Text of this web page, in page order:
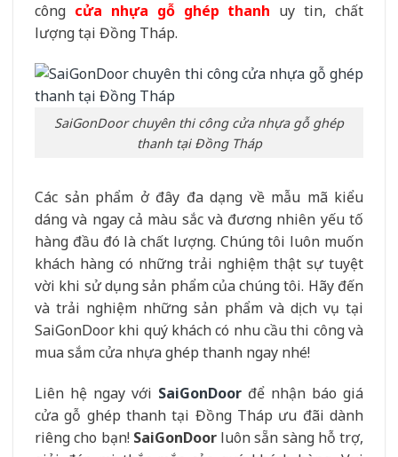
công cửa nhựa gỗ ghép thanh uy tin, chất
lượng tại Đồng Tháp.
SaiGonDoor chuyên thi công cửa nhựa gỗ ghép
thanh tại Đồng Tháp
Các sản phẩm ở đây đa dạng về mẫu mã kiểu
dáng và ngay cả màu sắc và đương nhiên yếu tố
hàng đầu đó là chất lượng. Chúng tôi luôn muốn
khách hàng có những trải nghiệm thật sự tuyệt
vời khi sử dụng sản phẩm của chúng tôi. Hãy đến
và trải nghiệm những sản phẩm và dịch vụ tại
SaiGonDoor khi quý khách có nhu cầu thi công và
mua sắm cửa nhựa ghép thanh ngay nhé!
Liên hệ ngay với SaiGonDoor để nhận báo giá
cửa gỗ ghép thanh tại Đồng Tháp ưu đãi dành
riêng cho bạn! SaiGonDoorluôn sẵn sàng hỗ trợ,